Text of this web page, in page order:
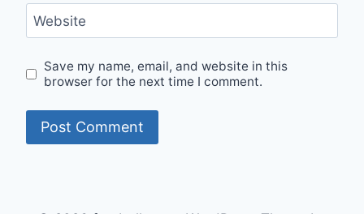
Website
Save my name, email, and website in this
browser for the next time I comment.